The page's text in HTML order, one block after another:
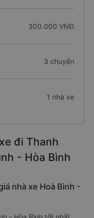
300.000 VNĐ
3 chuyến
1 nhà xe
đi Thanh
- Hòa Bình
nhà xe Hoà Bình -